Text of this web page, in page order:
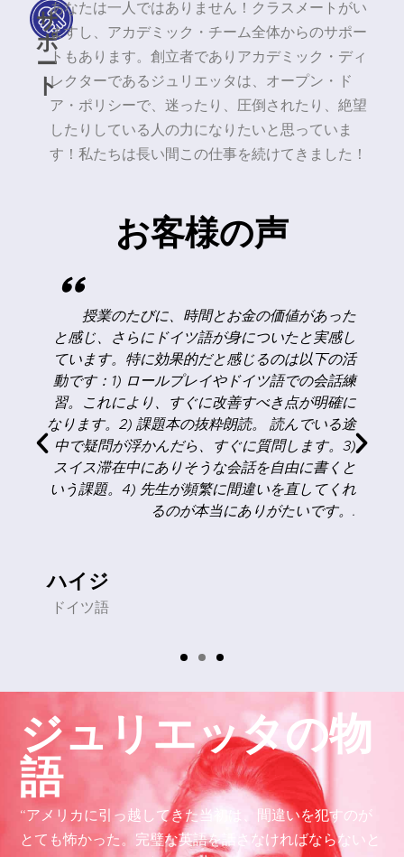
サ
ポ
ー
ト
あなたは一人ではありません！クラスメートがい
ますし、アカデミック・チーム全体からのサポー
トもあります。創立者でありアカデミック・ディ
レクターであるジュリエッタは、オープン・ド
ア・ポリシーで、迷ったり、圧倒されたり、絶望
したりしている人の力になりたいと思っていま
す！私たちは長い間この仕事を続けてきました！
お客様の声
" 授業のたびに、時間とお金の価値があった
と感じ、さらにドイツ語が身についたと実感し
ています。特に効果的だと感じるのは以下の活
動です：1) ロールプレイやドイツ語での会話練
習。これにより、すぐに改善すべき点が明確に
なります。2) 課題本の抜粋朗読。 読んでいる途
中で疑問が浮かんだら、すぐに質問します。3)
スイス滞在中にありそうな会話を自由に書くと
いう課題。4) 先生が頻繁に間違いを直してくれ
るのが本当にありがたいです。.
ハイジ
ドイツ語
ジュリエッタの物
語
“アメリカに引っ越してきた当初は、間違いを犯すのが
とても怖かった。完璧な英語を話さなければならないと